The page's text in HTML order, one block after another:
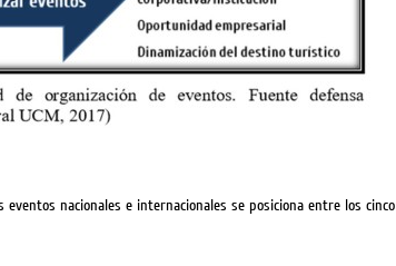
nacionales e internacionales se posiciona entre los cinco